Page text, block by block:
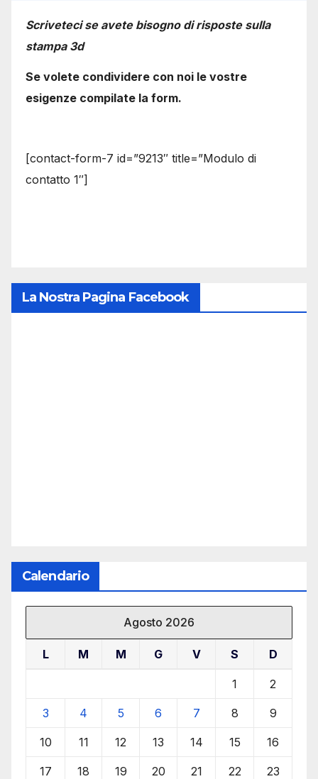
Scriveteci se avete bisogno di risposte sulla
stampa 3d
Se volete condividere con noi le vostre
esigenze compilate la form.
[contact-form-7 id=”9213″ title=”Modulo di
contatto 1″]
La Nostra Pagina Facebook
Calendario
Agosto 2026
L M M G V S D
1 2
3 4 5 6 7 8 9
10 11 12 13 14 15 16
17 18 19 20 21 22 23